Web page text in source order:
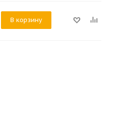
В корзину